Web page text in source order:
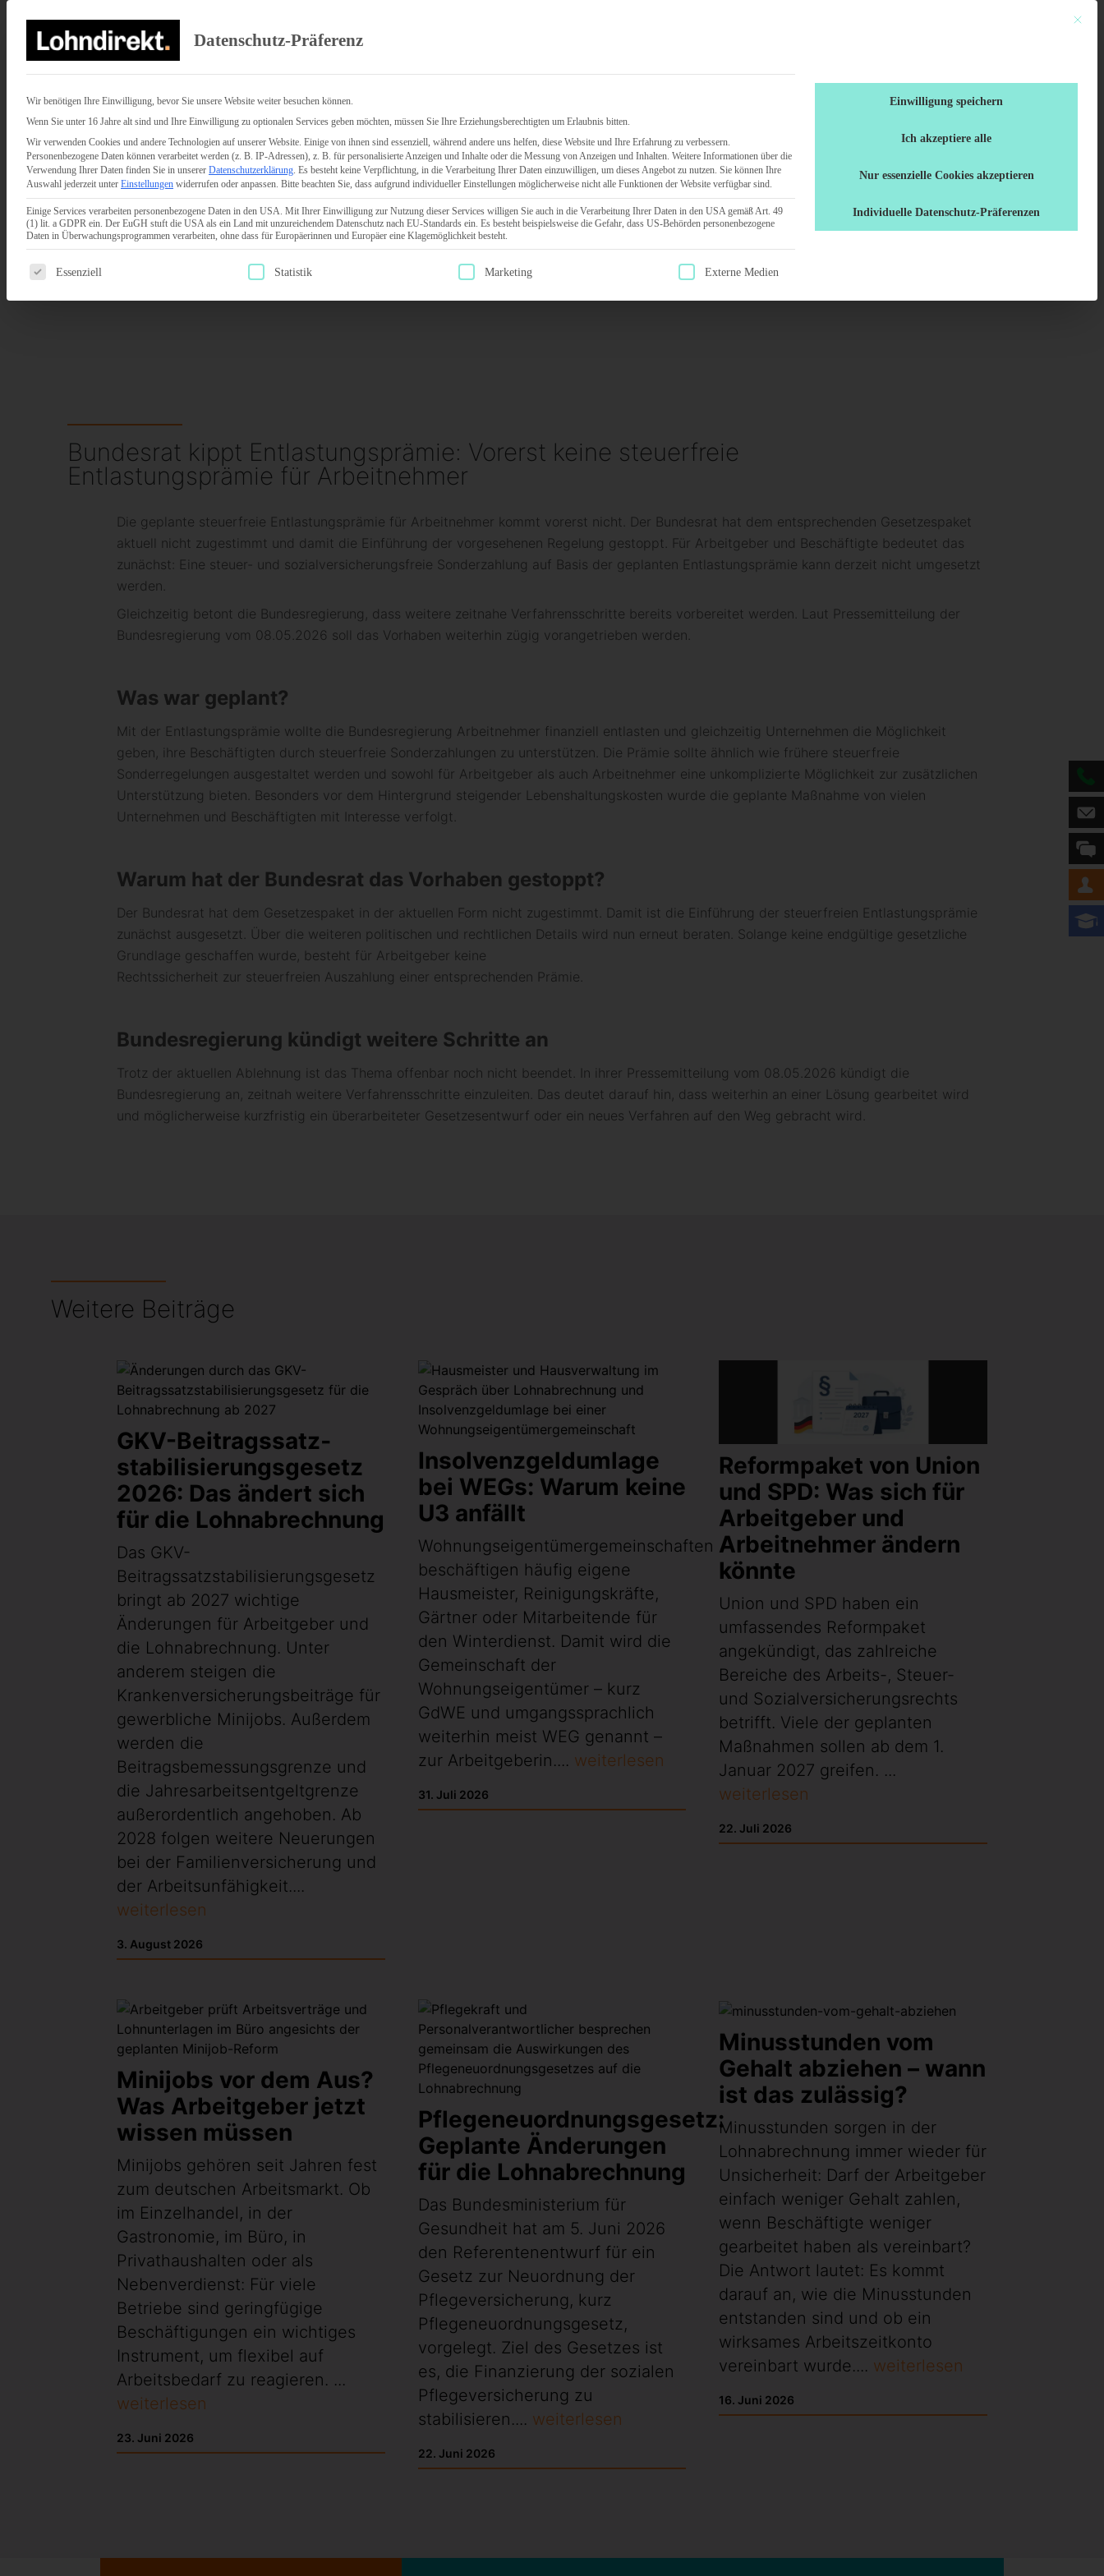
Bundesrat kippt Entlastungsprämie: Vorerst keine steuerfreie
Entlastungsprämie für Arbeitnehmer
Die geplante steuerfreie Entlastungsprämie für Arbeitnehmer kommt vorerst nicht. Der Bundesrat hat dem entsprechenden Gesetzespaket
aktuell nicht zugestimmt und damit die Einführung der vorgesehenen Regelung gestoppt. Für Arbeitgeber und Beschäftigte bedeutet das
zunächst: Eine steuer- und sozialversicherungsfreie Sonderzahlung auf Basis der geplanten Entlastungsprämie kann derzeit nicht umgesetzt
werden.
Gleichzeitig betont die Bundesregierung, dass weitere zeitnahe Verfahrensschritte bereits vorbereitet werden. Laut Pressemitteilung der
Bundesregierung vom 08.05.2026 soll das Vorhaben weiterhin zügig vorangetrieben werden.
Was war geplant?
Mit der Entlastungsprämie wollte die Bundesregierung Arbeitnehmer finanziell entlasten und gleichzeitig Unternehmen die Möglichkeit
geben, ihre Beschäftigten durch steuerfreie Sonderzahlungen zu unterstützen. Die Prämie sollte ähnlich wie frühere steuerfreie
Sonderregelungen ausgestaltet werden und sowohl für Arbeitgeber als auch Arbeitnehmer eine unkomplizierte Möglichkeit zur zusätzlichen
Unterstützung bieten. Besonders vor dem Hintergrund steigender Lebenshaltungskosten wurde die geplante Maßnahme von vielen
Unternehmen und Beschäftigten mit Interesse verfolgt.
Warum hat der Bundesrat das Vorhaben gestoppt?
Der Bundesrat hat dem Gesetzespaket in der aktuellen Form nicht zugestimmt. Damit ist die Einführung der steuerfreien Entlastungsprämie
zunächst ausgesetzt. Über die weiteren politischen und rechtlichen Details wird nun erneut beraten. Solange keine endgültige gesetzliche
Grundlage geschaffen wurde, besteht für Arbeitgeber keine
Rechtssicherheit zur steuerfreien Auszahlung einer entsprechenden Prämie.
Bundesregierung kündigt weitere Schritte an
Trotz der aktuellen Ablehnung ist das Thema offenbar noch nicht beendet. In ihrer Pressemitteilung vom 08.05.2026 kündigt die
Bundesregierung an, zeitnah weitere Verfahrensschritte einzuleiten. Das deutet darauf hin, dass weiterhin an einer Lösung gearbeitet wird
und möglicherweise kurzfristig ein überarbeiteter Gesetzesentwurf oder ein neues Verfahren auf den Weg gebracht wird.
Weitere Beiträge
GKV-Beitragssatz­
stabilisierungsgesetz
2026: Das ändert sich
für die Lohnabrechnung
Das GKV-
Beitragssatzstabilisierungsgesetz
bringt ab 2027 wichtige
Änderungen für Arbeitgeber und
die Lohnabrechnung. Unter
anderem steigen die
Krankenversicherungsbeiträge für
gewerbliche Minijobs. Außerdem
werden die
Beitragsbemessungsgrenze und
die Jahresarbeitsentgeltgrenze
außerordentlich angehoben. Ab
2028 folgen weitere Neuerungen
bei der Familienversicherung und
der Arbeitsunfähigkeit....
weiterlesen
3. August 2026
Insolvenzgeldumlage
bei WEGs: Warum keine
U3 anfällt
Wohnungseigentümergemeinschaften
beschäftigen häufig eigene
Hausmeister, Reinigungskräfte,
Gärtner oder Mitarbeitende für
den Winterdienst. Damit wird die
Gemeinschaft der
Wohnungseigentümer – kurz
GdWE und umgangssprachlich
weiterhin meist WEG genannt –
zur Arbeitgeberin.... weiterlesen
31. Juli 2026
Reformpaket von Union
und SPD: Was sich für
Arbeitgeber und
Arbeitnehmer ändern
könnte
Union und SPD haben ein
umfassendes Reformpaket
angekündigt, das zahlreiche
Bereiche des Arbeits-, Steuer-
und Sozialversicherungsrechts
betrifft. Viele der geplanten
Maßnahmen sollen ab dem 1.
Januar 2027 greifen. ...
weiterlesen
22. Juli 2026
Minijobs vor dem Aus?
Was Arbeitgeber jetzt
wissen müssen
Minijobs gehören seit Jahren fest
zum deutschen Arbeitsmarkt. Ob
im Einzelhandel, in der
Gastronomie, im Büro, in
Privathaushalten oder als
Nebenverdienst: Für viele
Betriebe sind geringfügige
Beschäftigungen ein wichtiges
Instrument, um flexibel auf
Arbeitsbedarf zu reagieren. ...
weiterlesen
23. Juni 2026
Pflegeneuordnungsgesetz:
Geplante Änderungen
für die Lohnabrechnung
Das Bundesministerium für
Gesundheit hat am 5. Juni 2026
den Referentenentwurf für ein
Gesetz zur Neuordnung der
Pflegeversicherung, kurz
Pflegeneuordnungsgesetz,
vorgelegt. Ziel des Gesetzes ist
es, die Finanzierung der sozialen
Pflegeversicherung zu
stabilisieren.... weiterlesen
22. Juni 2026
Minusstunden vom
Gehalt abziehen – wann
ist das zulässig?
Minusstunden sorgen in der
Lohnabrechnung immer wieder für
Unsicherheit: Darf der Arbeitgeber
einfach weniger Gehalt zahlen,
wenn Beschäftigte weniger
gearbeitet haben als vereinbart?
Die Antwort lautet: Es kommt
darauf an, wie die Minusstunden
entstanden sind und ob ein
wirksames Arbeitszeitkonto
vereinbart wurde.... weiterlesen
16. Juni 2026
Mit
Datenschutz-Präferenz
Wir benötigen Ihre Einwilligung, bevor Sie unsere Website weiter besuchen können.
Wenn Sie unter 16 Jahre alt sind und Ihre Einwilligung zu optionalen Services geben möchten, müssen Sie Ihre Erziehungsberechtigten um Erlaubnis bitten.
Wir verwenden Cookies und andere Technologien auf unserer Website. Einige von ihnen sind essenziell, während andere uns helfen, diese Website und Ihre Erfahrung zu verbessern.
Personenbezogene Daten können verarbeitet werden (z. B. IP-Adressen), z. B. für personalisierte Anzeigen und Inhalte oder die Messung von Anzeigen und Inhalten. Weitere Informationen über die
Verwendung Ihrer Daten finden Sie in unserer Datenschutzerklärung. Es besteht keine Verpflichtung, in die Verarbeitung Ihrer Daten einzuwilligen, um dieses Angebot zu nutzen. Sie können Ihre
Auswahl jederzeit unter Einstellungen widerrufen oder anpassen. Bitte beachten Sie, dass aufgrund individueller Einstellungen möglicherweise nicht alle Funktionen der Website verfügbar sind.
Einige Services verarbeiten personenbezogene Daten in den USA. Mit Ihrer Einwilligung zur Nutzung dieser Services willigen Sie auch in die Verarbeitung Ihrer Daten in den USA gemäß Art. 49
(1) lit. a GDPR ein. Der EuGH stuft die USA als ein Land mit unzureichendem Datenschutz nach EU-Standards ein. Es besteht beispielsweise die Gefahr, dass US-Behörden personenbezogene
Daten in Überwachungsprogrammen verarbeiten, ohne dass für Europäerinnen und Europäer eine Klagemöglichkeit besteht.
Es folgt eine Liste der Service-Gruppen, für die eine Einwilligung erteilt werden kann. Die erste Service-Gruppe ist essenziell und kann nicht abgewählt werden.
Essenziell Statistik Marketing Externe Medien
Einwilligung speichern
Ich akzeptiere alle
Nur essenzielle Cookies akzeptieren
Individuelle Datenschutz-Präferenzen